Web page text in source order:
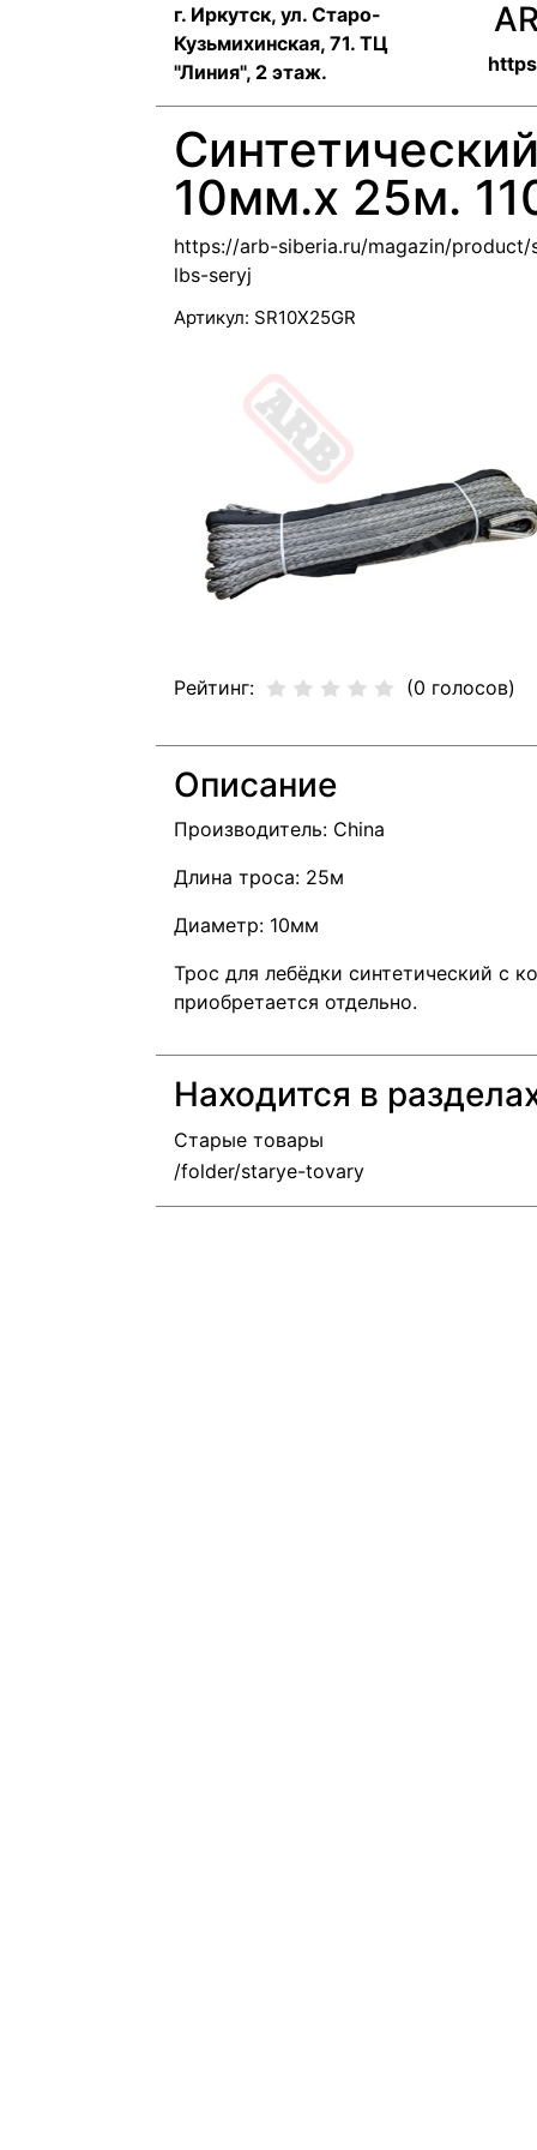
г. Иркутск, ул. ​Старо-
Кузьмихинская, 71. ТЦ
"Линия", 2 этаж.
10мм.х 25м.
https://arb-siberia.ru/magazin/
lbs-seryj
Артикул: SR10X25GR
Рейтинг: (0 голосов)
Описание
Производитель: China
Длина троса: 25м
Диаметр: 10мм
Трос для лебёдки синтетический
приобретается отдельно.
Находится в
Старые товары